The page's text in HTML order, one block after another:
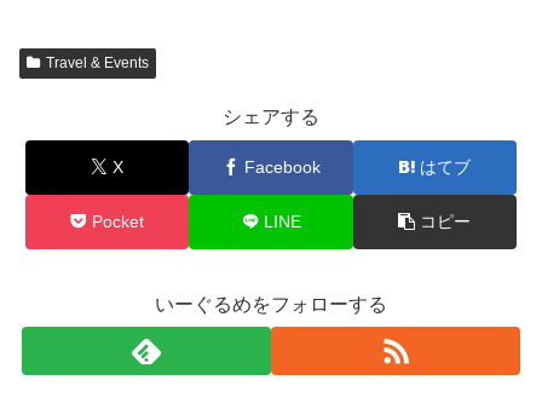
Travel & Events
シェアする
X Facebook はてブ
Pocket LINE コピー
いーぐるめをフォローする